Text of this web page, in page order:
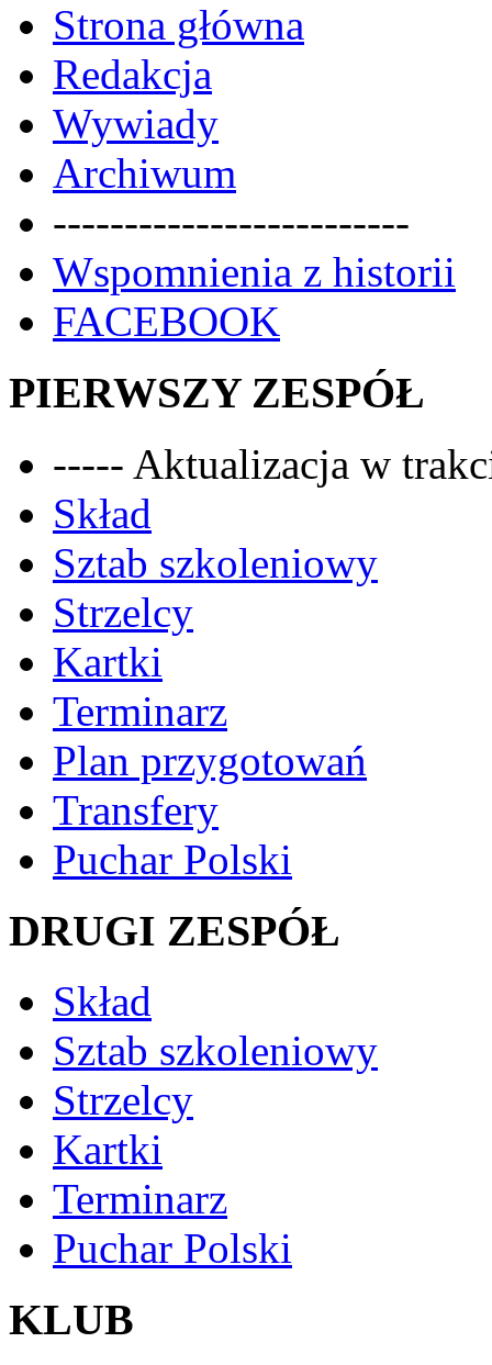
Strona główna
Redakcja
Wywiady
Archiwum
-------------------------
Wspomnienia z historii
FACEBOOK
PIERWSZY ZESPÓŁ
----- Aktualizacja w
Skład
Sztab szkoleniowy
Strzelcy
Kartki
Terminarz
Plan przygotowań
Transfery
Puchar Polski
DRUGI ZESPÓŁ
Skład
Sztab szkoleniowy
Strzelcy
Kartki
Terminarz
Puchar Polski
KLUB